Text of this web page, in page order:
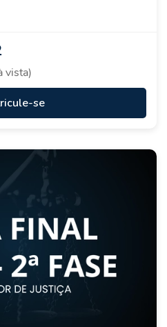
vista)
se